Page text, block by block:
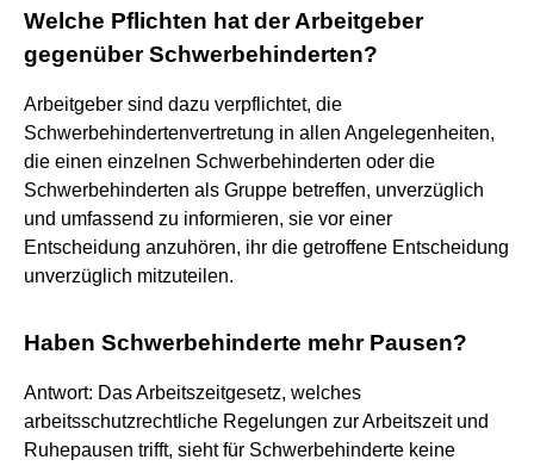
Welche Pflichten hat der Arbeitgeber
gegenüber Schwerbehinderten?
Arbeitgeber sind dazu verpflichtet, die
Schwerbehindertenvertretung in allen Angelegenheiten,
die einen einzelnen Schwerbehinderten oder die
Schwerbehinderten als Gruppe betreffen, unverzüglich
und umfassend zu informieren, sie vor einer
Entscheidung anzuhören, ihr die getroffene Entscheidung
unverzüglich mitzuteilen.
Haben Schwerbehinderte mehr Pausen?
Antwort: Das Arbeitszeitgesetz, welches
arbeitsschutzrechtliche Regelungen zur Arbeitszeit und
Ruhepausen trifft, sieht für Schwerbehinderte keine